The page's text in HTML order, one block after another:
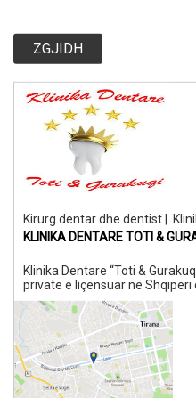
ZGJIDH
Kirurg dentar dhe dentist
KLINIKA DENTARE TOTI &
Klinika Dentare “Toti &
private e liçensuar në Shqipëri
themeluesi i saj Prof.Dr. Foto
modernizua për të ardhur në
plotësuar si në staf, ashtu
pacienteve të trajtuar pranë
është me mijëra dhe i kalon
buzëqeshje rrezatuese me
bukur, është një investim për